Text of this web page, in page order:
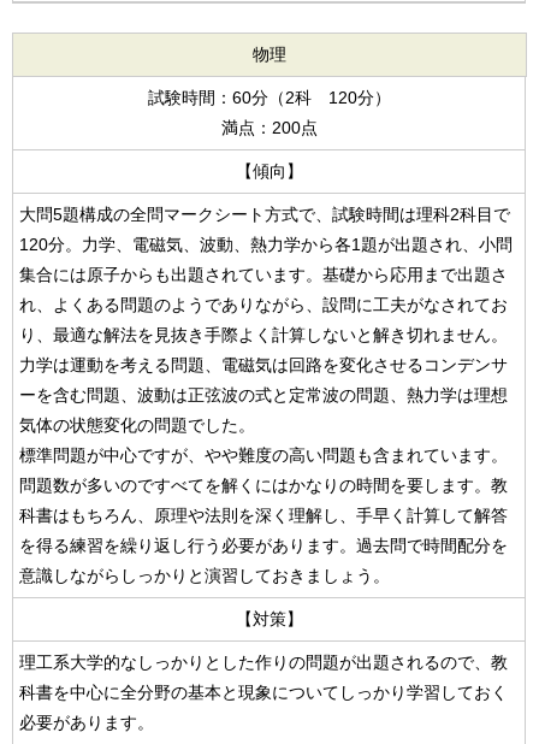
物理
試験時間：60分（2科 120分）
満点：200点
【傾向】
大問5題構成の全問マークシート方式で、試験時間は理科2科目で
120分。力学、電磁気、波動、熱力学から各1題が出題され、小問
集合には原子からも出題されています。基礎から応用まで出題さ
れ、よくある問題のようでありながら、設問に工夫がなされてお
り、最適な解法を見抜き手際よく計算しないと解き切れません。
力学は運動を考える問題、電磁気は回路を変化させるコンデンサ
ーを含む問題、波動は正弦波の式と定常波の問題、熱力学は理想
気体の状態変化の問題でした。
標準問題が中心ですが、やや難度の高い問題も含まれています。
問題数が多いのですべてを解くにはかなりの時間を要します。教
科書はもちろん、原理や法則を深く理解し、手早く計算して解答
を得る練習を繰り返し行う必要があります。過去問で時間配分を
意識しながらしっかりと演習しておきましょう。
【対策】
理工系大学的なしっかりとした作りの問題が出題されるので、教
科書を中心に全分野の基本と現象についてしっかり学習しておく
必要があります。